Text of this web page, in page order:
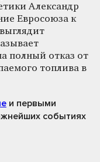
Александр
Евросоюза к
полный отказ от
топлива в
и первыми
событиях